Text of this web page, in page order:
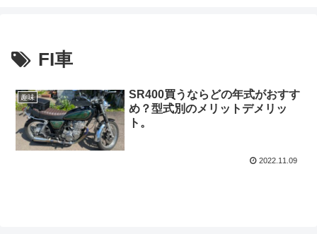
FI車
趣味
SR400買うならどの年式がおすす
め？型式別のメリットデメリッ
ト。
2022.11.09